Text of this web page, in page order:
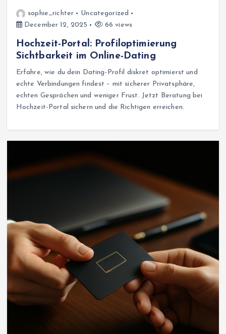
sophie_richter
Uncategorized
December 12, 2025
66 views
Hochzeit-Portal: Profiloptimierung
Sichtbarkeit im Online-Dating
Erfahre, wie du dein Dating-Profil diskret optimierst und
echte Verbindungen findest – mit sicherer Privatsphäre,
echten Gesprächen und weniger Frust. Jetzt Beratung bei
Hochzeit-Portal sichern und die Richtigen erreichen.